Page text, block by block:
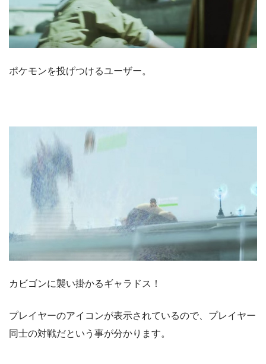
ポケモンを投げつけるユーザー。
カビゴンに襲い掛かるギャラドス！
プレイヤーのアイコンが表示されているので、プレイヤー
同士の対戦だという事が分かります。